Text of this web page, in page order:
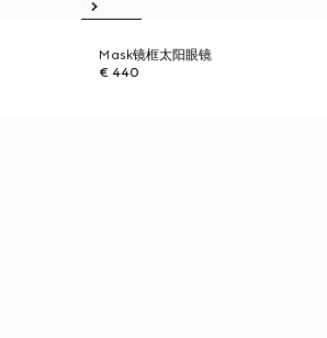
Mask镜框太阳眼镜
€ 440